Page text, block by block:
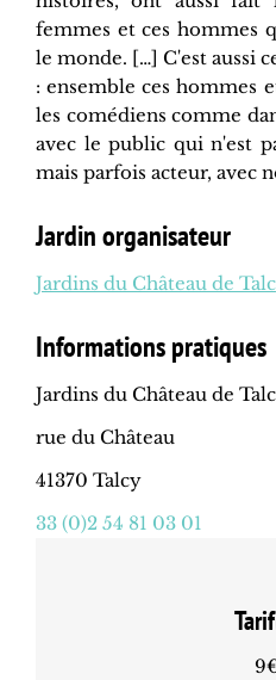
femmes et ces hommes
le monde. […] C'est aussi
: ensemble ces hommes
les comédiens comme
avec le public qui n'est
mais parfois acteur, avec
Jardin organisateur
Jardins du Château de
Informations pratiques
Jardins du Château de
rue du Château
41370 Talcy
33 (0)2 54 81 03 01